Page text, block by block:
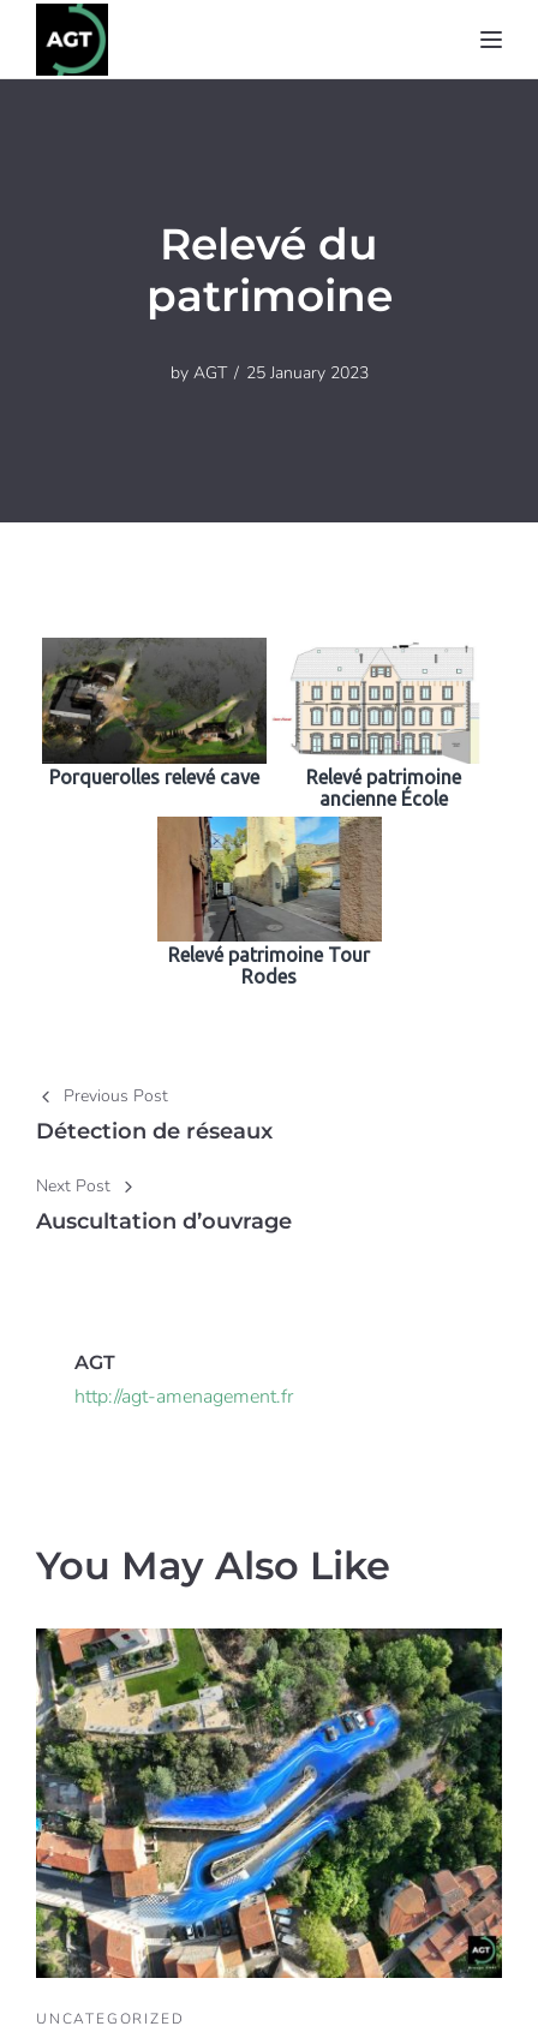
Relevé du
patrimoine
by AGT 25 January 2023
Porquerolles relevé cave
Relevé patrimoine
ancienne École
Relevé patrimoine Tour
Rodes
Post navigation
Previous Post
Détection de réseaux
Next Post
Auscultation d’ouvrage
AGT
http://agt-amenagement.fr
You May Also Like
UNCATEGORIZED